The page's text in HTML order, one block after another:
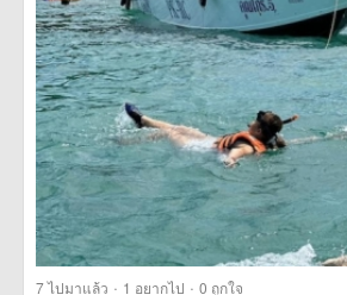
7ไปมาแล้ว · 1 อยากไป · 0 ถูกใจ